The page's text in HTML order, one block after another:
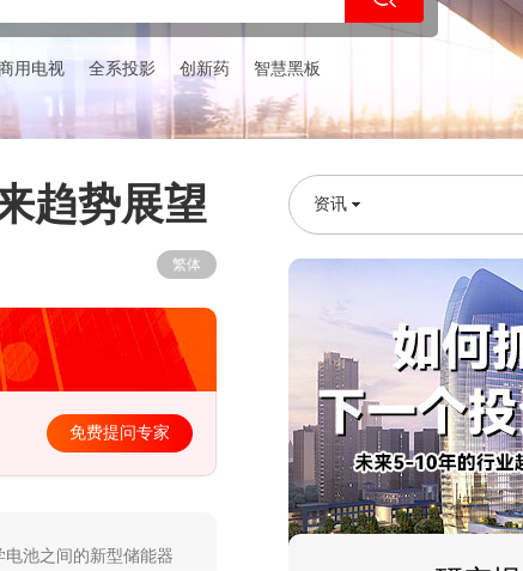
用电视 全系投影 创新药 智慧黑板
趋势展望
繁体
免费提问专家
池之间的新型储能器
资讯